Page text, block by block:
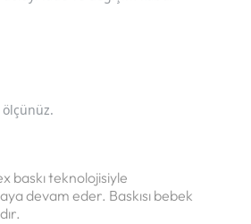
baskı teknolojisiyle
devam eder. Baskısı bebek